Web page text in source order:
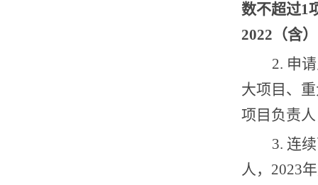
数不超过1
2022 （含
2. 申
大项目、
项目负责
3. 连
人， 2023